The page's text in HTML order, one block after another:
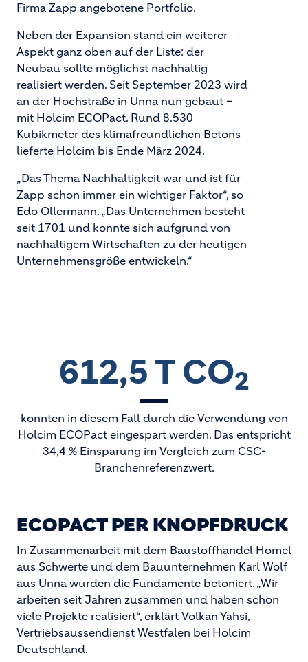
Firma Zapp angebotene Portfolio.
Neben der Expansion stand ein weiterer
Aspekt ganz oben auf der Liste: der
Neubau sollte möglichst nachhaltig
realisiert werden. Seit September 2023 wird
an der Hochstraße in Unna nun gebaut –
mit Holcim ECOPact. Rund 8.530
Kubikmeter des klimafreundlichen Betons
lieferte Holcim bis Ende März 2024.
„Das Thema Nachhaltigkeit war und ist für
Zapp schon immer ein wichtiger Faktor“, so
Edo Ollermann. „Das Unternehmen besteht
seit 1701 und konnte sich aufgrund von
nachhaltigem Wirtschaften zu der heutigen
Unternehmensgröße entwickeln.“
612,5 T CO2
konnten in diesem Fall durch die Verwendung von
Holcim ECOPact eingespart werden. Das entspricht
34,4 % Einsparung im Vergleich zum CSC-
Branchenreferenzwert.
ECOPACT PER KNOPFDRUCK
In Zusammenarbeit mit dem Baustoffhandel Homel
aus Schwerte und dem Bauunternehmen Karl Wolf
aus Unna wurden die Fundamente betoniert. „Wir
arbeiten seit Jahren zusammen und haben schon
viele Projekte realisiert“, erklärt Volkan Yahsi,
Vertriebsaussendienst Westfalen bei Holcim
Deutschland.